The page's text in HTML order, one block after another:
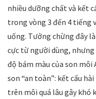
nhiều dưỡng chất và kết
trong vòng 3 đến 4 tiếng
uống. Tưởng chừng đây
cực từ người dùng,
độ bám màu của son
son “an toàn”: kết cấu
trên môi quá lâu gây khó